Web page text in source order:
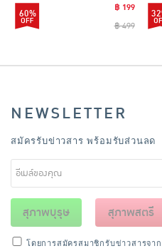
60%
฿ 199
฿ 499
NEWSLETTER
สมัครรับข่าวสาร พร้อมรับส่วนลด
สุภาพบุรุษ สุภาพสตรี
โดยการสมัครสมาชิกรับข่าวสารจา